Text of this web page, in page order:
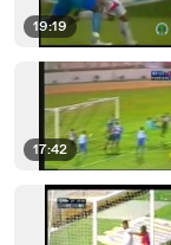
19:19
17:42